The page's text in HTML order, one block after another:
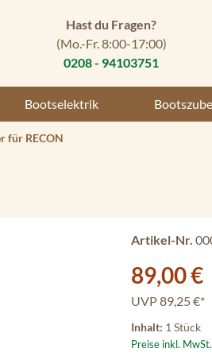
Hast du Fragen?
(Mo.-Fr. 8:00-17:00)
0208 - 94103751
Bootselektrik
für RECON
Artikel-Nr.
Verkaufspreis:
89,00 €
UVP89,25 €*
Inhalt: 1 Stück
Preise inkl.